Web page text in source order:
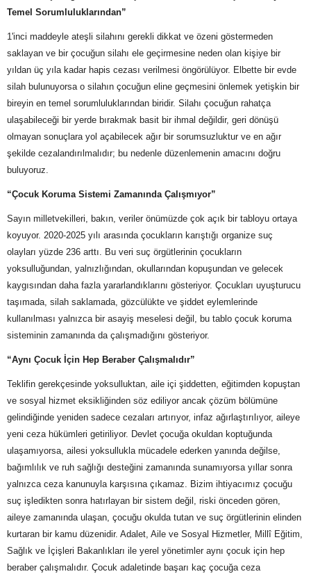
Temel Sorumluluklarından”
1'inci maddeyle ateşli silahını gerekli dikkat ve özeni göstermeden
saklayan ve bir çocuğun silahı ele geçirmesine neden olan kişiye bir
yıldan üç yıla kadar hapis cezası verilmesi öngörülüyor. Elbette bir evde
silah bulunuyorsa o silahın çocuğun eline geçmesini önlemek yetişkin bir
bireyin en temel sorumluluklarından biridir. Silahı çocuğun rahatça
ulaşabileceği bir yerde bırakmak basit bir ihmal değildir, geri dönüşü
olmayan sonuçlara yol açabilecek ağır bir sorumsuzluktur ve en ağır
şekilde cezalandırılmalıdır; bu nedenle düzenlemenin amacını doğru
buluyoruz.
“Çocuk Koruma Sistemi Zamanında Çalışmıyor”
Sayın milletvekilleri, bakın, veriler önümüzde çok açık bir tabloyu ortaya
koyuyor. 2020-2025 yılı arasında çocukların karıştığı organize suç
olayları yüzde 236 arttı. Bu veri suç örgütlerinin çocukların
yoksulluğundan, yalnızlığından, okullarından kopuşundan ve gelecek
kaygısından daha fazla yararlandıklarını gösteriyor. Çocukları uyuşturucu
taşımada, silah saklamada, gözcülükte ve şiddet eylemlerinde
kullanılması yalnızca bir asayiş meselesi değil, bu tablo çocuk koruma
sisteminin zamanında da çalışmadığını gösteriyor.
“Aynı Çocuk İçin Hep Beraber Çalışmalıdır”
Teklifin gerekçesinde yoksulluktan, aile içi şiddetten, eğitimden kopuştan
ve sosyal hizmet eksikliğinden söz ediliyor ancak çözüm bölümüne
gelindiğinde yeniden sadece cezaları artırıyor, infaz ağırlaştırılıyor, aileye
yeni ceza hükümleri getiriliyor. Devlet çocuğa okuldan koptuğunda
ulaşamıyorsa, ailesi yoksullukla mücadele ederken yanında değilse,
bağımlılık ve ruh sağlığı desteğini zamanında sunamıyorsa yıllar sonra
yalnızca ceza kanunuyla karşısına çıkamaz. Bizim ihtiyacımız çocuğu
suç işledikten sonra hatırlayan bir sistem değil, riski önceden gören,
aileye zamanında ulaşan, çocuğu okulda tutan ve suç örgütlerinin elinden
kurtaran bir kamu düzenidir. Adalet, Aile ve Sosyal Hizmetler, Millî Eğitim,
Sağlık ve İçişleri Bakanlıkları ile yerel yönetimler aynı çocuk için hep
beraber çalışmalıdır. Çocuk adaletinde başarı kaç çocuğa ceza